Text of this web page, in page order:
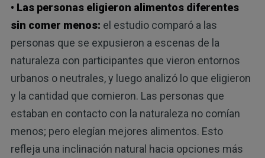
• Las personas eligieron alimentos diferentes
sin comer menos: el estudio comparó a las
personas que se expusieron a escenas de la
naturaleza con participantes que vieron entornos
urbanos o neutrales, y luego analizó lo que eligieron
y la cantidad que comieron. Las personas que
estaban en contacto con la naturaleza no comían
menos; pero elegían mejores alimentos. Esto
refleja una inclinación natural hacia opciones más